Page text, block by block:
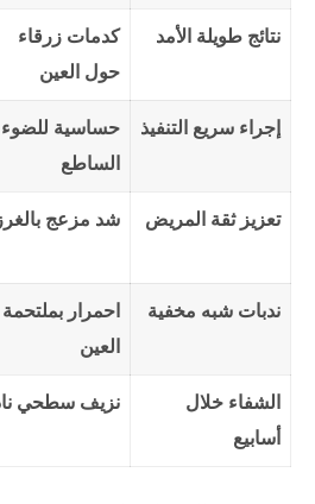
نتائج طويلة الأمد
كدمات زرقاء
حول العين
إجراء سريع التنفيذ
حساسية للضوء
الساطع
تعزيز ثقة المريض شد مزعج بالغرز
ندبات شبه مخفية
احمرار بملتحمة
العين
الشفاء خلال
أسابيع
نزيف سطحي